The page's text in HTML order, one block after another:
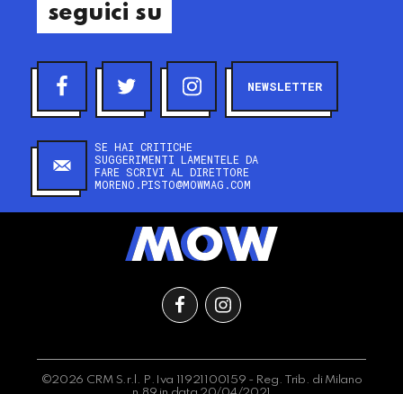
seguici su
NEWSLETTER
SE HAI CRITICHE
SUGGERIMENTI LAMENTELE DA
FARE SCRIVI AL DIRETTORE
MORENO.PISTO@MOWMAG.COM
©2026 CRM S.r.l. P.Iva 11921100159 - Reg. Trib. di Milano